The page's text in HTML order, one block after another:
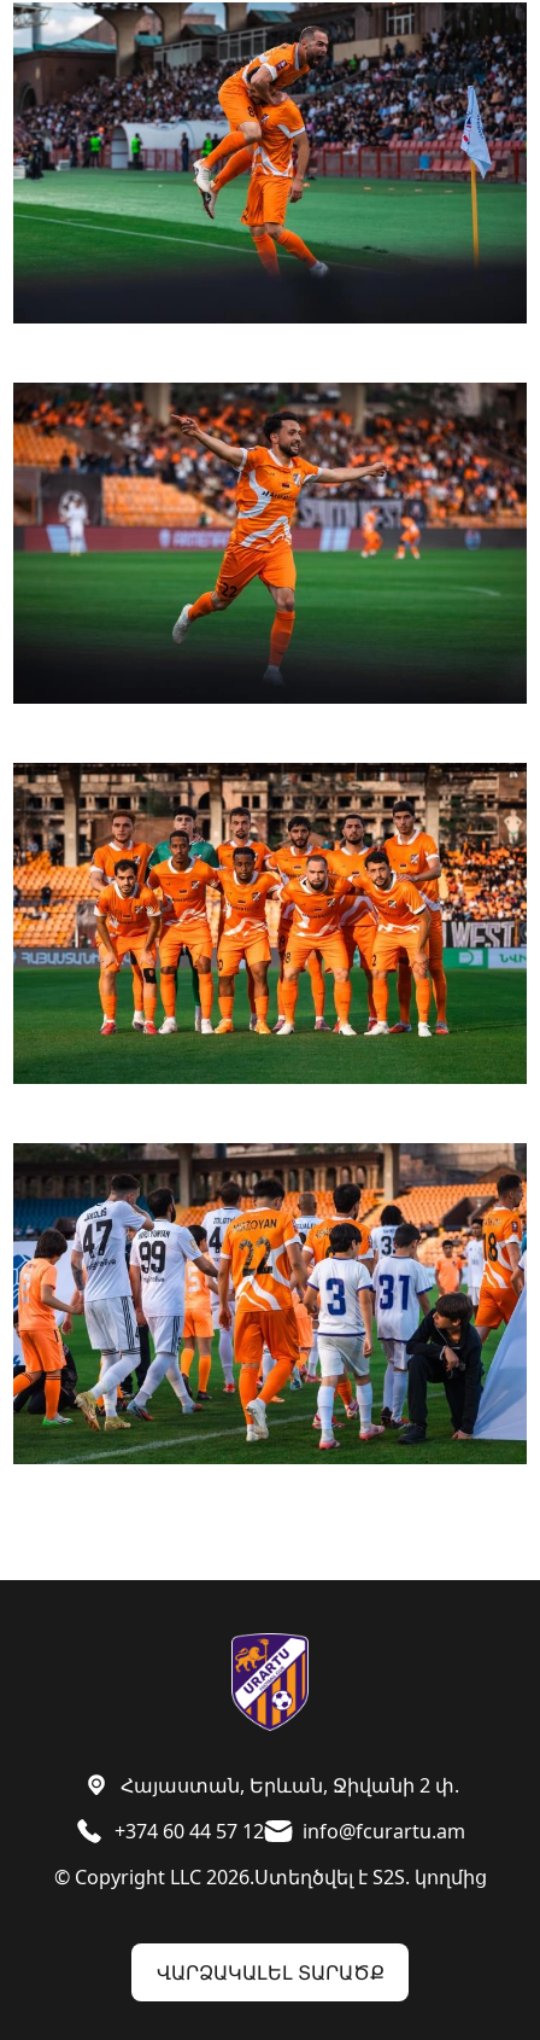
© Copyright LLC 2026.Ստեղծվել էS2S. կողմից
+374 60 44 57 12 info@fcurartu.am
Հայաստան, Երևան, Ջիվանի 2 փ.
ՎԱՐՁԱԿԱԼԵԼ ՏԱՐԱԾՔ